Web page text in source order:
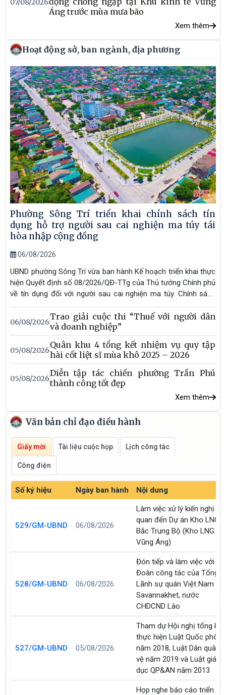
07/08/2026
Áng trước mùa mưa bão
Xem thêm
Hoạt động sở, ban ngành, địa phương
Phường Sông Trí triển khai chính sách tín
dụng hỗ trợ người sau cai nghiện ma túy tái
hòa nhập cộng đồng
06/08/2026
UBND phường Sông Trí vừa ban hành Kế hoạch triển khai thực
hiện Quyết định số 08/2026/QĐ-TTg của Thủ tướng Chính phủ
về tín dụng đối với người sau cai nghiện ma túy. Chính sách
nhằm tạo điều kiện để người sau cai nghiện tiếp cận nguồn
vốn ưu đãi, học nghề, tạo việc làm, phát triển sản xuất, kinh
doanh, từng bước ổn định cuộc sống và tái hòa nhập cộng
đồng.
06/08/2026
Trao giải cuộc thi “Thuế với người dân
và doanh nghiệp”
05/08/2026
Quân khu 4 tổng kết nhiệm vụ quy tập
hài cốt liệt sĩ mùa khô 2025 – 2026
05/08/2026
Diễn tập tác chiến phường Trần Phú
thành công tốt đẹp
Xem thêm
Văn bản chỉ đạo điều hành
Giấy mời Tài liệu cuộc họp Lịch công tác
Công điện
Số ký hiệu Ngày ban hành Nội dung
529/GM-UBND 06/08/2026
Làm việc xử lý kiến nghị
quan đến Dự án Kho LNG
Bắc Trung Bộ (Kho LNG
Vũng Áng)
528/GM-UBND 06/08/2026
Đón tiếp và làm việc với
Đoàn công tác của Tổng
Lãnh sự quán Việt Nam tại
Savannakhet, nước
CHDCND Lào
527/GM-UBND 05/08/2026
Tham dự Hội nghị tổng kết
thực hiện Luật Quốc phòng
năm 2018, Luật Dân quân
vệ năm 2019 và Luật giáo
dục QP&AN năm 2013
Họp nghe báo cáo triển